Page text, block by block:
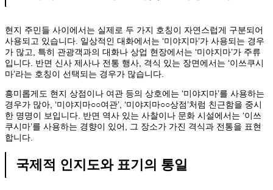
현지 주민들 사이에서는 실제로 두 가지 호칭이 자연스럽게 구분되어
사용되고 있습니다. 일상적인 대화에서는 ‘미야지마’가 사용되는 경우
가 많고, 특히 관광객과의 대화나 상업 현장에서는 ‘미야지마’가 주류
입니다. 반면 신사 제사나 전통 행사, 격식 있는 장면에서는 ‘이쓰쿠시
마’라는 호칭이 선택되는 경우가 많습니다.
흥미롭게도 현지 상점이나 여관 등의 상호에는 ‘미야지마’를 사용하는
경우가 많아, ‘미야지마○○여관’, ‘미야지마○○상점’처럼 친근함을 중시
한 명명이 보입니다. 반면 역사 있는 사찰이나 문화 시설에서는 ‘이쓰
쿠시마’를 사용하는 경향이 있어, 그 장소가 가진 격식과 전통을 표현
합니다.
국제적 인지도와 표기의 통일